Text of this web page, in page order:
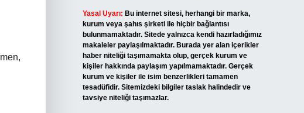
Yasal Uyarı: Bu internet sitesi, herhangi bir marka,
kurum veya şahıs şirketi ile hiçbir bağlantısı
bulunmamaktadır. Sitede yalnızca kendi hazırladığımız
makaleler paylaşılmaktadır. Burada yer alan içerikler
haber niteliği taşımamakta olup, gerçek kurum ve
kişiler hakkında paylaşım yapılmamaktadır. Gerçek
kurum ve kişiler ile isim benzerlikleri tamamen
tesadüfidir. Sitemizdeki bilgiler taslak halindedir ve
tavsiye niteliği taşımazlar.